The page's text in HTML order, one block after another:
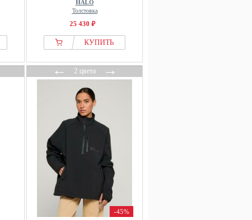
HALO
Толстовка
25 430 ₽
КУПИТЬ
←2 цвета→
-45%